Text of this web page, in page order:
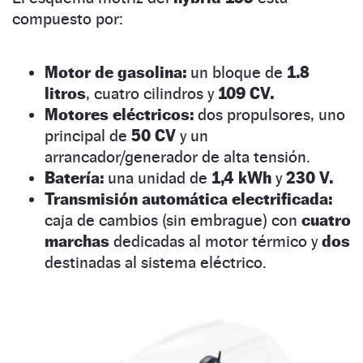
compuesto por:
Motor de gasolina: un bloque de 1.8
litros, cuatro cilindros y 109 CV.
Motores eléctricos: dos propulsores, uno
principal de 50 CV y un
arrancador/generador de alta tensión.
Batería: una unidad de 1,4 kWh y230 V.
Transmisión automática electrificada:
caja de cambios (sin embrague) con cuatro
marchas dedicadas al motor térmico ydos
destinadas al sistema eléctrico.